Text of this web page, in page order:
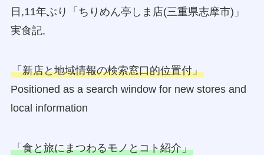
日,11年ぶり「ちりめん亭しま店(三重県志摩市)」
実食記,
「新店と地域情報の検索窓口的位置付」
Positioned as a search window for new stores and
local information
「食と旅にまつわるモノとコト紹介」